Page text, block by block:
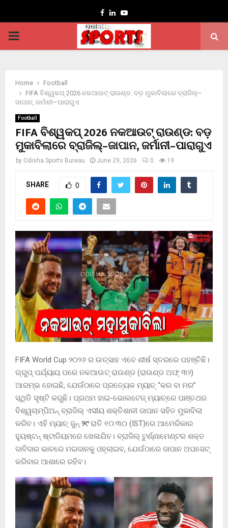
Facebook
LinkedinYoutube
PRIMARY
Home
Football
FIFA ବିଶ୍ୱକପ୍ 2026 ନକଆଉଟ୍ ରାଉଣ୍ଡ: ବଡ଼ ମୁକାବିଲାରେ ବ୍ରାଜିଲ୍–
ଜାପାନ, ଜର୍ମାନୀ–ପାରାଗୁଏ
Football
FIFA ବିଶ୍ୱକପ୍ 2026 ନକଆଉଟ୍ ରାଉଣ୍ଡ: ବଡ଼
ମୁକାବିଲାରେ ବ୍ରାଜିଲ୍–ଜାପାନ, ଜର୍ମାନୀ–ପାରାଗୁଏ
by Odisha Sports Bureau June 29, 2026 0 19
SHARE 0
FIFA World Cup ୨୦୨୬ ର ଉତ୍ସାହ ଏବେ ଶୀର୍ଷ ସ୍ତରରେ ପହଞ୍ଚିଛି।
ଗ୍ରୁପ୍ ପର୍ଯ୍ୟାୟ ପରେ ନକଆଉଟ୍ ରାଉଣ୍ଡ (ରାଉଣ୍ଡ ଅଫ୍ ୩୨)
ଆରମ୍ଭ ହୋଇଛି, ଯେଉଁଠାରେ ପ୍ରତ୍ୟେକ ମ୍ୟାଚ୍ “କର ବା ମର”
ସ୍ଥିତି ସୃଷ୍ଟି କରୁଛି। ପ୍ରଥମ ହାଇ-ଭୋଲଟେଜ୍ ମ୍ୟାଚ୍‌ରେ ପାଞ୍ଚଥର
ବିଶ୍ୱଚାମ୍ପିଅନ୍ ବ୍ରାଜିଲ୍ ଏସୀୟ ଶକ୍ତିଶାଳୀ ଜାପାନ ସହିତ ମୁକାବିଲା
କରିବ। ଏହି ମ୍ୟାଚ୍ ଜୁନ୍ ୨୯ରାତି ୧୦:୩୦ (IST)ରେ ଆମେରିକାର
ହ୍ୟୁଷ୍ଟନ୍ ଷ୍ଟାଡିୟମରେ ଖେଳାଯିବ। ବ୍ରାଜିଲ୍ ଟୁର୍ଣ୍ଣାମେଣ୍ଟର ଶକ୍ତ
ଦାବିଦାର ଭାବରେ ମଇଦାନକୁ ଓହ୍ଲାଇବ, ଯେଉଁଠାରେ ଜାପାନ ଅପସେଟ୍
କରିବାର ଆଶାରେ ରହିବ।